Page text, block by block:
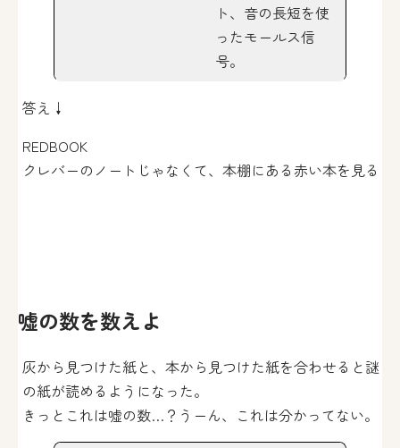
ト、音の長短を使
ったモールス信
号。
答え↓
REDBOOK
クレバーのノートじゃなくて、本棚にある赤い本を見る
嘘の数を数えよ
灰から見つけた紙と、本から見つけた紙を合わせると謎
の紙が読めるようになった。
きっとこれは嘘の数…？うーん、これは分かってない。